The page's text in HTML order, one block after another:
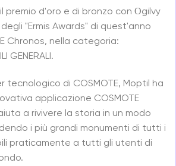
premio d'oro e di bronzo con Οgilvy
"Ermis Awards" di quest'anno
Chronos, nella categoria:
GENERALI.
tecnologico di COSMOTE, Moptil ha
applicazione COSMOTE
a rivivere la storia in un modo
i più grandi monumenti di tutti i
praticamente a tutti gli utenti di